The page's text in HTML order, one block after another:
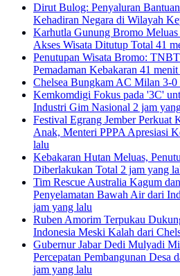
Dirut Bulog: Penyaluran
Kehadiran Negara di Wilayah
Karhutla Gunung Bromo
Akses Wisata Ditutup Total 41
Penutupan Wisata Bromo:
Pemadaman Kebakaran 41
Chelsea Bungkam AC Milan 3-0
Kemkomdigi Fokus pada '3C'
Industri Gim Nasional 2 jam
Festival Egrang Jember Perkuat
Anak, Menteri PPPA Apresiasi
lalu
Kebakaran Hutan Meluas,
Diberlakukan Total 2 jam yang
Tim Rescue Australia Kagum
Penyelamatan Bawah Air dari
jam yang lalu
Ruben Amorim Terpukau
Indonesia Meski Kalah dari
Gubernur Jabar Dedi Mulyadi
Percepatan Pembangunan Desa
jam yang lalu